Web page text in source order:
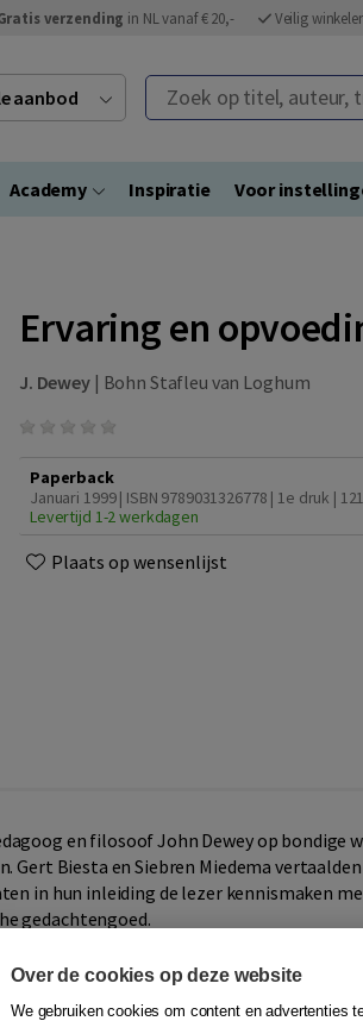
verzending in NL vanaf € 20,- Veilig
aanbod Zoek op titel, auteur,
Academy Inspiratie Voor
Ervaring en
J. Dewey| Bohn Stafleu van Loghum
Paperback
Januari 1999 | ISBN 9789031326778 | 1e druk |
Levertijd 1-2 werkdagen
Plaats op wensenlijst
en filosoof John Dewey op bondige
Biesta en Siebren Miedema vertaalden
in hun inleiding de lezer kennismaken
gedachtengoed.
Over de cookies op deze website
We gebruiken cookies om content en advertenties